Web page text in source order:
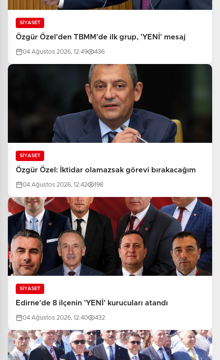
SİYASET
Özgür Özel'den TBMM'de ilk grup, 'YENİ' mesaj
04 Ağustos 2026, 12:49 436
SİYASET
Özgür Özel: İktidar olamazsak görevi bırakacağım
04 Ağustos 2026, 12:42 198
SİYASET
Edirne'de 8 ilçenin 'YENİ' kurucuları atandı
04 Ağustos 2026, 12:40 432